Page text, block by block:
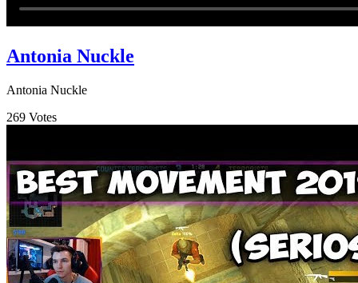
Antonia Nuckle
Antonia Nuckle
269 Votes